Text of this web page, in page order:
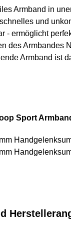
Armband in
und
- ermöglicht
des Armbandes
Armband ist
Sport